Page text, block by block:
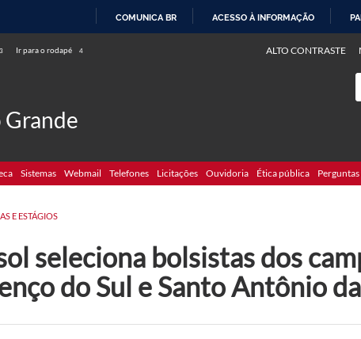
COMUNICA BR ACESSO À INFORMAÇÃO
3 Ir para o rodapé 4 ALTO CONTRASTE
Grande
Sistemas Webmail Telefones Licitações Ouvidoria Ética pública
E ESTÁGIOS
seleciona bolsistas dos
do Sul e Santo Antônio